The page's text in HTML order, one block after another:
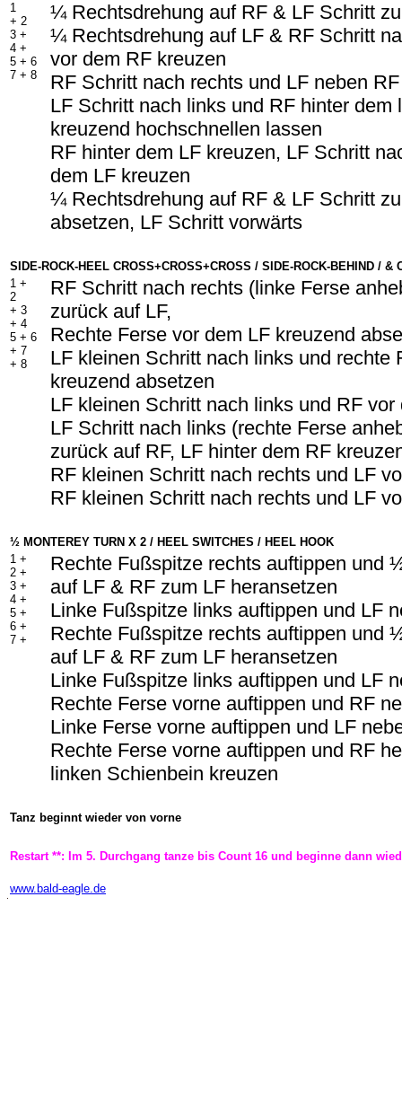
1
+ 2
3 +
4 +
5 + 6
7 + 8
¼ Rechtsdrehung auf RF & LF Schritt
¼ Rechtsdrehung auf LF & RF Schritt
vor dem RF kreuzen
RF Schritt nach rechts und LF neben
LF Schritt nach links und RF hinter dem
kreuzend hochschnellen lassen
RF hinter dem LF kreuzen, LF Schritt
dem LF kreuzen
¼ Rechtsdrehung auf RF & LF Schritt
absetzen, LF Schritt vorwärts
SIDE-ROCK-HEEL CROSS+CROSS+CROSS / SIDE-ROCK-BEHIND / &
1 +
2
+ 3
+ 4
5 + 6
+ 7
+ 8
RF Schritt nach rechts (linke Ferse
zurück auf LF,
Rechte Ferse vor dem LF kreuzend
LF kleinen Schritt nach links und rechte
kreuzend absetzen
LF kleinen Schritt nach links und RF vor
LF Schritt nach links (rechte Ferse
zurück auf RF, LF hinter dem RF
RF kleinen Schritt nach rechts und LF
RF kleinen Schritt nach rechts und LF
½ MONTEREY TURN X 2 / HEEL SWITCHES / HEEL HOOK
1 +
2 +
3 +
4 +
5 +
6 +
7 +
Rechte Fußspitze rechts auftippen und
auf LF & RF zum LF heransetzen
Linke Fußspitze links auftippen und LF
Rechte Fußspitze rechts auftippen und
auf LF & RF zum LF heransetzen
Linke Fußspitze links auftippen und LF
Rechte Ferse vorne auftippen und RF
Linke Ferse vorne auftippen und LF
Rechte Ferse vorne auftippen und RF
linken Schienbein kreuzen
Tanz beginnt wieder von vorne
Restart **: Im 5. Durchgang tanze bis Count 16 und beginne dann
www.bald-eagle.de